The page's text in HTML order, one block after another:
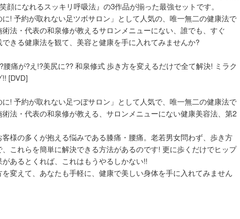
顔になれるスッキリ呼吸法』の3作品が揃った最強セットです。
! 予約が取れない足ツボサロン」として人気の、唯一無二の健康法で
法・代表の和泉修が教えるサロンメニューにない、誰でも、すぐ
きる健康法を観て、美容と健康を手に入れてみませんか?
腰痛が?え!?美尻に?? 和泉修式 歩き方を変えるだけで全て解決! ミラク
!! [DVD]
! 予約が取れない足つぼサロン」として人気で、唯一無二の健康法で
法・代表の和泉修が教える、サロンメニューにない健康美容法、第2
様の多くが抱える悩みである膝痛・腰痛。老若男女問わず、歩き方
、これらを簡単に解決できる方法があるのです! 更に歩くだけでヒップ
あるとくれば、これはもうやるしかない!!
変えて、あなたも手軽に、健康で美しい身体を手に入れてみません